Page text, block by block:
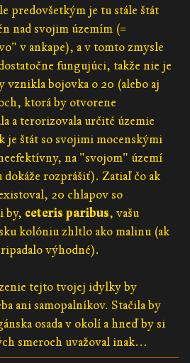
predovšetkým je tu stále štát
nad svojim územím (=
v ankape), a v tomto zmysle
fungujúci, takže nie je
vznikla bojovka o 20 (alebo aj
ktorá by otvorene
a terorizovala určité územie
je štát so svojimi mocenskými
na "svojom" území
dokáže rozprášiť). Zatiaľ čo ak
20 chlapov so
by, ceteris paribus, vašu
kolóniu zhltlo ako malinu (ak
výhodné).
tejto tvojej idylky by
ani samopalníkov. Stačila by
osada v okolí a hneď by si
smeroch uvažoval inak...